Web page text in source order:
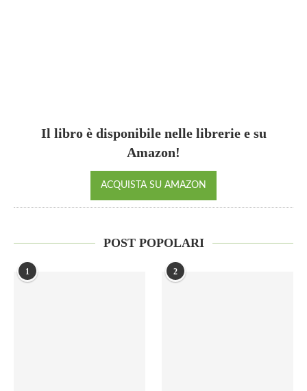
Il libro è disponibile nelle librerie e su
Amazon!
ACQUISTA SU AMAZON
POST POPOLARI
1 2